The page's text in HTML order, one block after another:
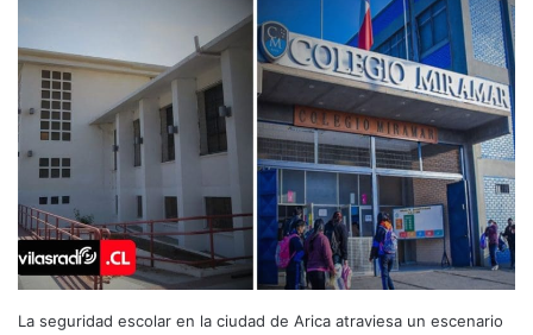
La seguridad escolar en la ciudad de Arica atraviesa un escenario